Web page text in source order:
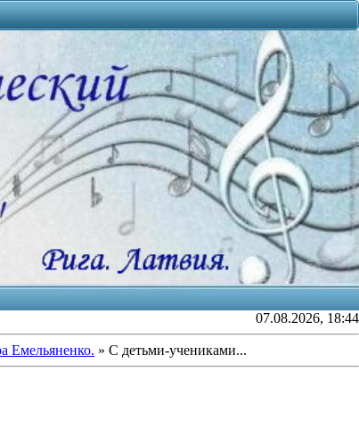
07.08.2026, 18:44
Емельяненко. » С детьми-учениками...